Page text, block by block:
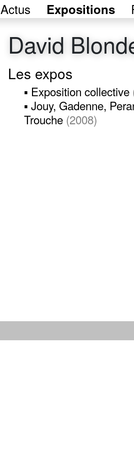
Actus Expositions
David
Les expos
▪ Exposition collective
▪ Jouy, Gadenne,
Trouche (2008)